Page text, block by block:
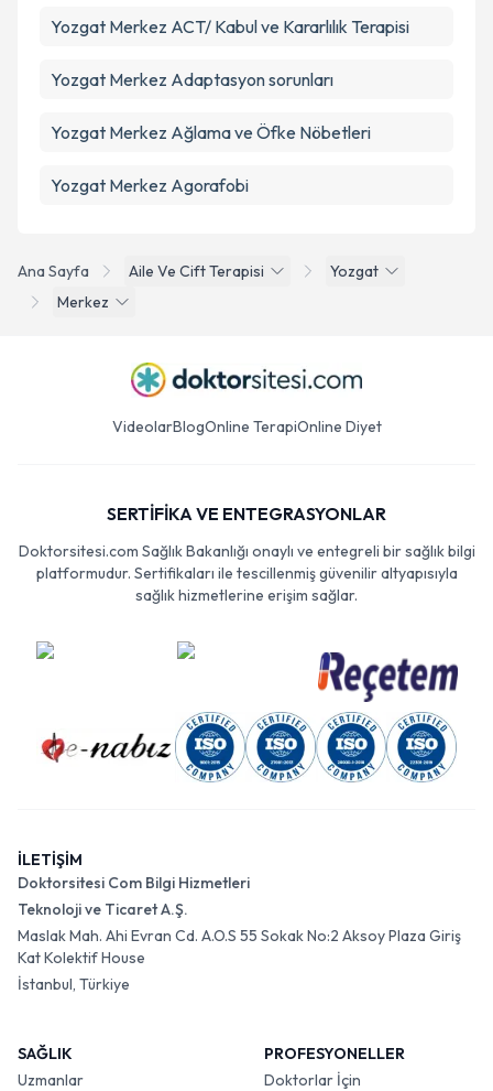
Ana Sayfa Aile Ve Cift Terapisi
Yozgat
Merkez
Yozgat Merkez ACT/ Kabul ve Kararlılık Terapisi
Yozgat Merkez Adaptasyon sorunları
Yozgat Merkez Ağlama ve Öfke Nöbetleri
Yozgat Merkez Agorafobi
VideolarBlogOnline TerapiOnline Diyet
SERTİFİKA VE ENTEGRASYONLAR
Doktorsitesi.com Sağlık Bakanlığı onaylı ve entegreli bir sağlık bilgi
platformudur. Sertifikaları ile tescillenmiş güvenilir altyapısıyla
sağlık hizmetlerine erişim sağlar.
İLETİŞİM
Doktorsitesi Com Bilgi Hizmetleri
Teknoloji ve Ticaret A.Ş.
Maslak Mah. Ahi Evran Cd. A.O.S 55 Sokak No:2 Aksoy Plaza Giriş
Kat Kolektif House
İstanbul, Türkiye
SAĞLIK
Uzmanlar
PROFESYONELLER
Doktorlar İçin